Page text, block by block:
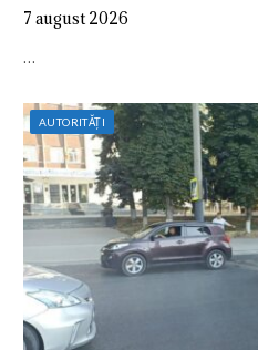
7 august 2026
…
AUTORITĂȚI